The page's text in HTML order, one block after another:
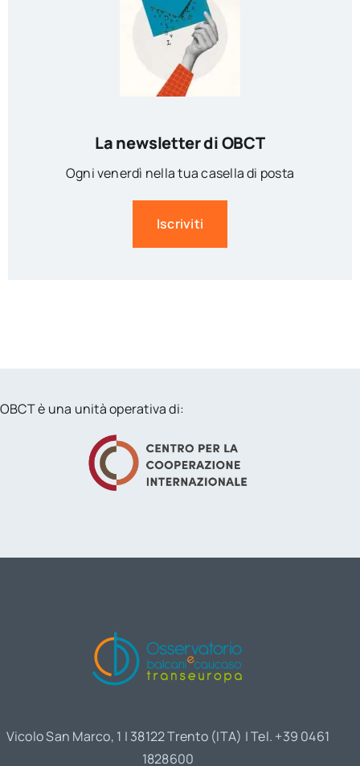
La newsletter di OBCT
Ogni venerdì nella tua casella di posta
Iscriviti
OBCT è una unità operativa di:
Vicolo San Marco, 1 | 38122 Trento (ITA) | Tel. +39 0461
1828600